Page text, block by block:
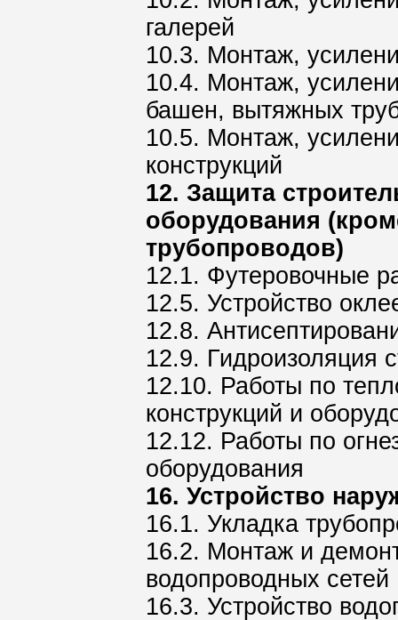
галерей
10.3. Монтаж,
10.4. Монтаж,
башен, вытяжных
10.5. Монтаж,
конструкций
12. Защита
оборудования
трубопроводов)
12.1. Футеровочные
12.5. Устройство
12.8.
12.9. Гидроизоляция
12.10. Работы по
конструкций и
12.12. Работы по
оборудования
16. Устройство
16.1. Укладка
16.2. Монтаж и
водопроводных сетей
16.3. Устройство